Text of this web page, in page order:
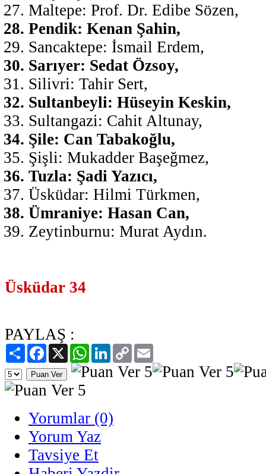
Maltepe: Prof. Dr. Edibe Sözen,
Pendik: Kenan Şahin,
Sancaktepe: İsmail Erdem,
Sarıyer: Sedat Özsoy,
Silivri: Tahir Sert,
Sultanbeyli: Hüseyin Keskin,
Sultangazi: Cahit Altunay,
Şile: Can Tabakoğlu,
Şişli: Mukadder Başeğmez,
Tuzla: Şadi Yazıcı,
Üsküdar: Hilmi Türkmen,
Ümraniye: Hasan Can,
Zeytinburnu: Murat Aydın.
Üsküdar 34
PAYLAŞ :
PaylaşFacebook
X WhatsAppLinkedIn
Copy
Link
Yorumlar (0)
Yorum Yaz
Tavsiye Et